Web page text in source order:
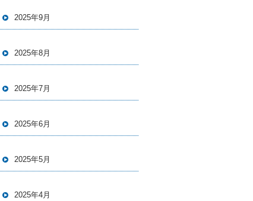
2025年9月
2025年8月
2025年7月
2025年6月
2025年5月
2025年4月